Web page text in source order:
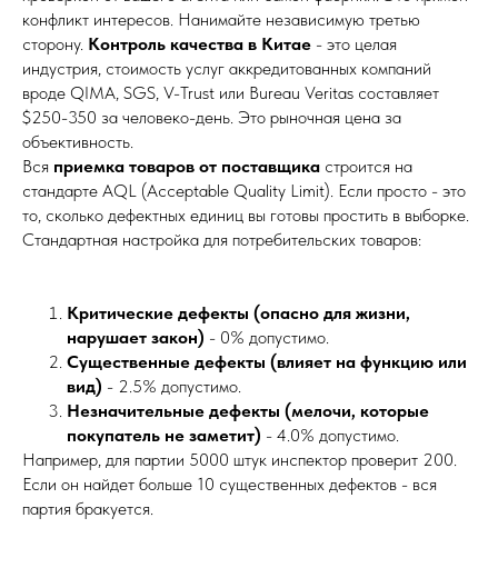
конфликт интересов. Нанимайте независимую третью
сторону. Контроль качества в Китае - это целая
индустрия, стоимость услуг аккредитованных компаний
вроде QIMA, SGS, V-Trust или Bureau Veritas составляет
$250-350 за человеко-день. Это рыночная цена за
объективность.
Вся приемка товаров от поставщика строится на
стандарте AQL (Acceptable Quality Limit). Если просто - это
то, сколько дефектных единиц вы готовы простить в выборке.
Стандартная настройка для потребительских товаров:
Критические дефекты (опасно для жизни,
нарушает закон) - 0% допустимо.
Существенные дефекты (влияет на функцию или
вид) - 2.5% допустимо.
Незначительные дефекты (мелочи, которые
покупатель не заметит) - 4.0% допустимо.
Например, для партии 5000 штук инспектор проверит 200.
Если он найдет больше 10 существенных дефектов - вся
партия бракуется.